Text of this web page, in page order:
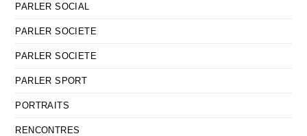
PARLER SOCIAL
PARLER SOCIETE
PARLER SOCIETE
PARLER SPORT
PORTRAITS
RENCONTRES